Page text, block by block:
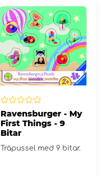
Ravensburger - My
First Things - 9
Bitar
Träpussel med 9 bitar.